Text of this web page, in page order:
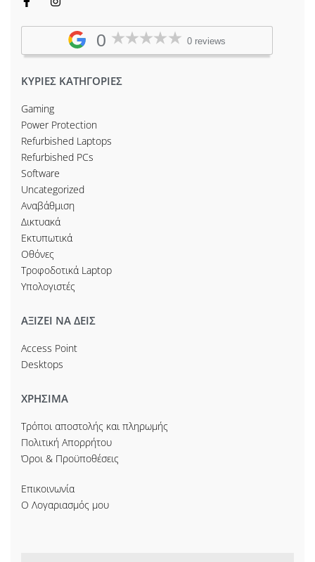
0 0 reviews
ΚΥΡΙΕΣ ΚΑΤΗΓΟΡΙΕΣ
Gaming
Power Protection
Refurbished Laptops
Refurbished PCs
Software
Uncategorized
Αναβάθμιση
Δικτυακά
Εκτυπωτικά
Οθόνες
Τροφοδοτικά Laptop
Υπολογιστές
ΑΞΙΖΕΙ ΝΑ ΔΕΙΣ
Access Point
Desktops
ΧΡΗΣΙΜΑ
Τρόποι αποστολής και πληρωμής
Πολιτική Απορρήτου
Όροι & Προϋποθέσεις
Επικοινωνία
Ο Λογαριασμός μου